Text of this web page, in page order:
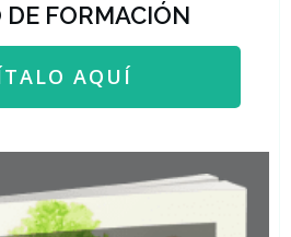
DE FORMACIÓN
AQUÍ